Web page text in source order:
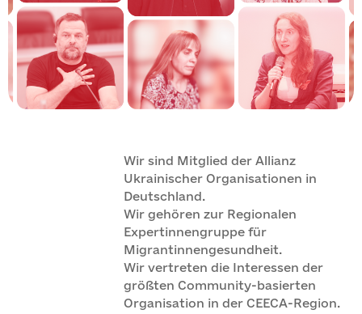
Berichte
Videoarchiv
Dokumente
Wir sind Mitglied der Allianz
Ukrainischer Organisationen in
Deutschland.
Wir gehören zur Regionalen
Expertinnengruppe für
Migrantinnengesundheit.
Wir vertreten die Interessen der
größten Community-basierten
Organisation in der CEECA-Region.